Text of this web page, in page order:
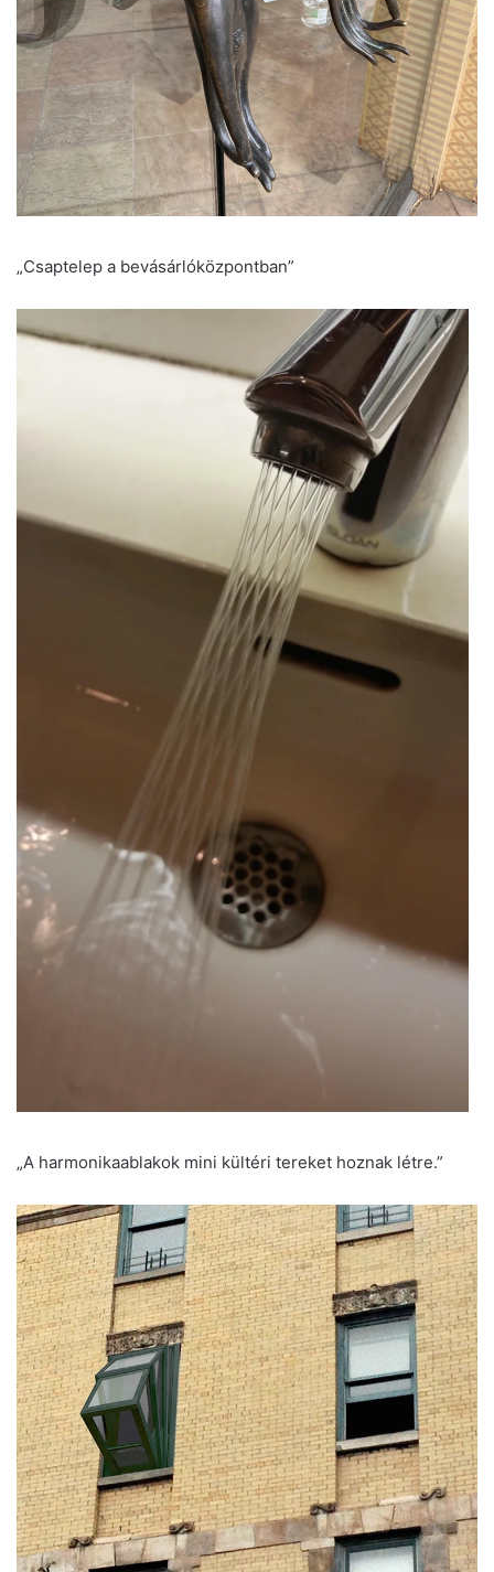
„Csaptelep a bevásárlóközpontban”
„A harmonikaablakok mini kültéri tereket hoznak létre.”